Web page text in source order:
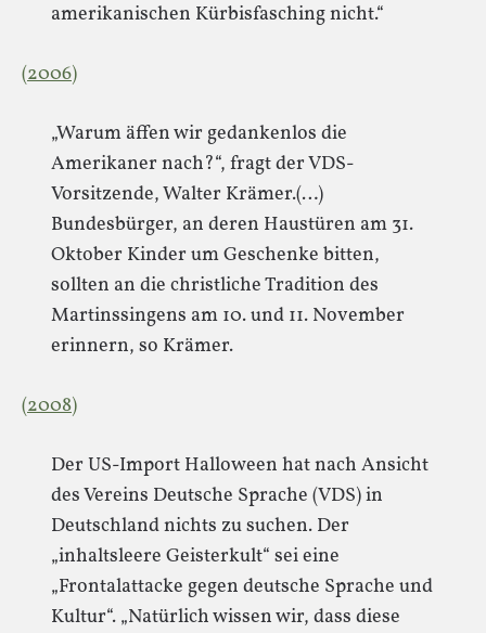
amerikanischen Kürbisfasching nicht.“
(2006)
„Warum äffen wir gedankenlos die
Amerikaner nach?“, fragt der VDS-
Vorsitzende, Walter Krämer.(…)
Bundesbürger, an deren Haustüren am 31.
Oktober Kinder um Geschenke bitten,
sollten an die christliche Tradition des
Martinssingens am 10. und 11. November
erinnern, so Krämer.
(2008)
Der US-Import Halloween hat nach Ansicht
des Vereins Deutsche Sprache (VDS) in
Deutschland nichts zu suchen. Der
„inhaltsleere Geisterkult“ sei eine
„Frontalattacke gegen deutsche Sprache und
Kultur“. „Natürlich wissen wir, dass diese